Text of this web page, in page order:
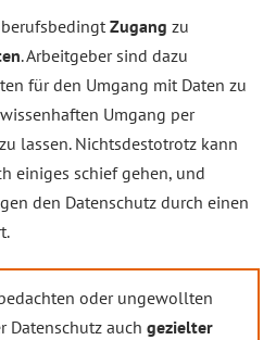
Zugang zu
. Arbeitgeber sind dazu
für den Umgang mit Daten zu
Umgang per
zu lassen. Nichtsdestotrotz kann
einiges schief gehen, und
den Datenschutz durch einen
oder ungewollten
Datenschutz auch gezielter